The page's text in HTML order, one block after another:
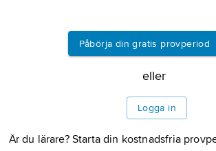
Information om artikeln
Påbörja din gratis provperiod
eller
Logga in
Är du lärare? Starta din kostnadsfria